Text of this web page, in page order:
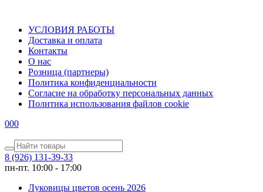
УСЛОВИЯ РАБОТЫ
Доставка и оплата
Контакты
О наc
Розница (партнеры)
Политика конфиденциальности
Согласие на обработку персональных данных
Политика использования файлов сookie
000
8 (926) 131-39-33
пн-пт. 10:00 - 17:00
Луковицы цветов осень 2026